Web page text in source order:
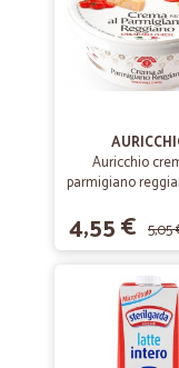
Auricchio
parmigiano
4,55 € 5,05